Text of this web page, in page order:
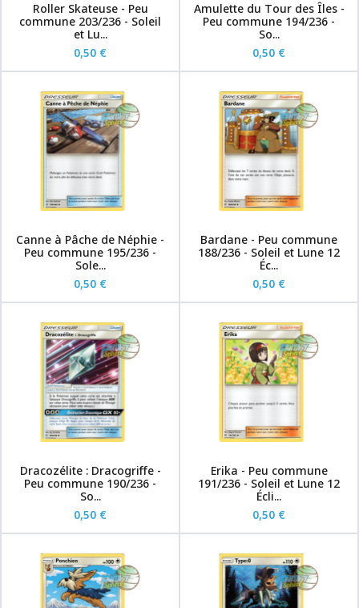
Roller Skateuse - Peu
commune 203/236 - Soleil
et Lu...
0,50 €
Amulette du Tour des Îles -
Peu commune 194/236 -
So...
0,50 €
Canne à Pâche de Néphie -
Peu commune 195/236 -
Sole...
0,50 €
Bardane - Peu commune
188/236 - Soleil et Lune 12
Éc...
0,50 €
Dracozélite : Dracogriffe -
Peu commune 190/236 -
So...
0,50 €
Erika - Peu commune
191/236 - Soleil et Lune 12
Écli...
0,50 €